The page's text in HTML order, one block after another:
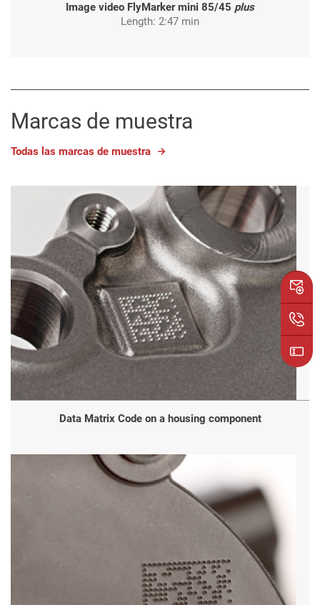
Image video FlyMarker mini 85/45 plus
Length: 2:47 min
Marcas de muestra
Todas las marcas de muestra
Data Matrix Code on a housing component